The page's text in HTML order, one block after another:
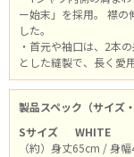
ー始末」を採用。 襟の
した。
・首元や袖口は、2本
とした縫製で、長く愛
製品スペック（サイズ
Sサイズ
WHITE
（約）身丈65cm / 身